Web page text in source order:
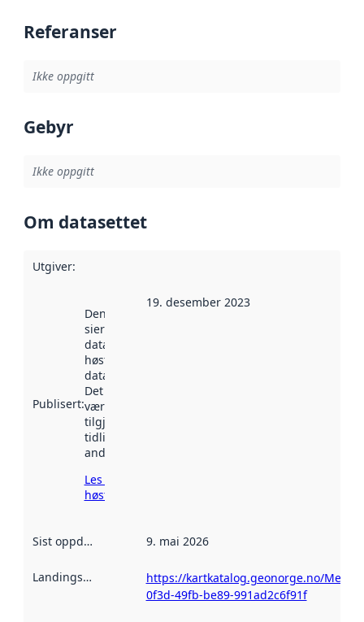
Referanser
Ikke oppgitt
Gebyr
Ikke oppgitt
Om datasettet
Utgiver:
Publisert:
Denne datoen
sier når
datasettet ble
høstet av
data.norge.no.
Det kan ha
vært
tilgjengelig
tidligere
andre steder.
Les mer om
høsting her
19. desember 2023
Sist oppdatert 9. mai 2026
Landingsside
https://kartkatalog.geonorge.no/
0f3d-49fb-be89-991ad2c6f91f